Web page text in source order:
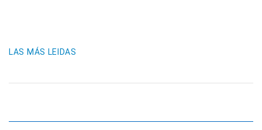
LAS MÁS LEIDAS